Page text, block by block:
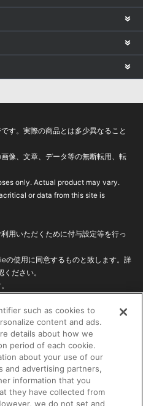
す。実際の商品とは多少異なること
像、文章、データ等の無断転用、転
only. Actual product may vary.
or data from this site is
用いただくために付与設定等を行っ
使用に同意するものと致します。詳
ください。
Do Not Sell or Share My
Personal Information
ソーシャルメディアポリシー
お問い合わせ
such as cookies to
content and ads.
details about how we
period of each cookie.
about your use of our
and advertising partners,
information that you
they have collected from
we do not set and